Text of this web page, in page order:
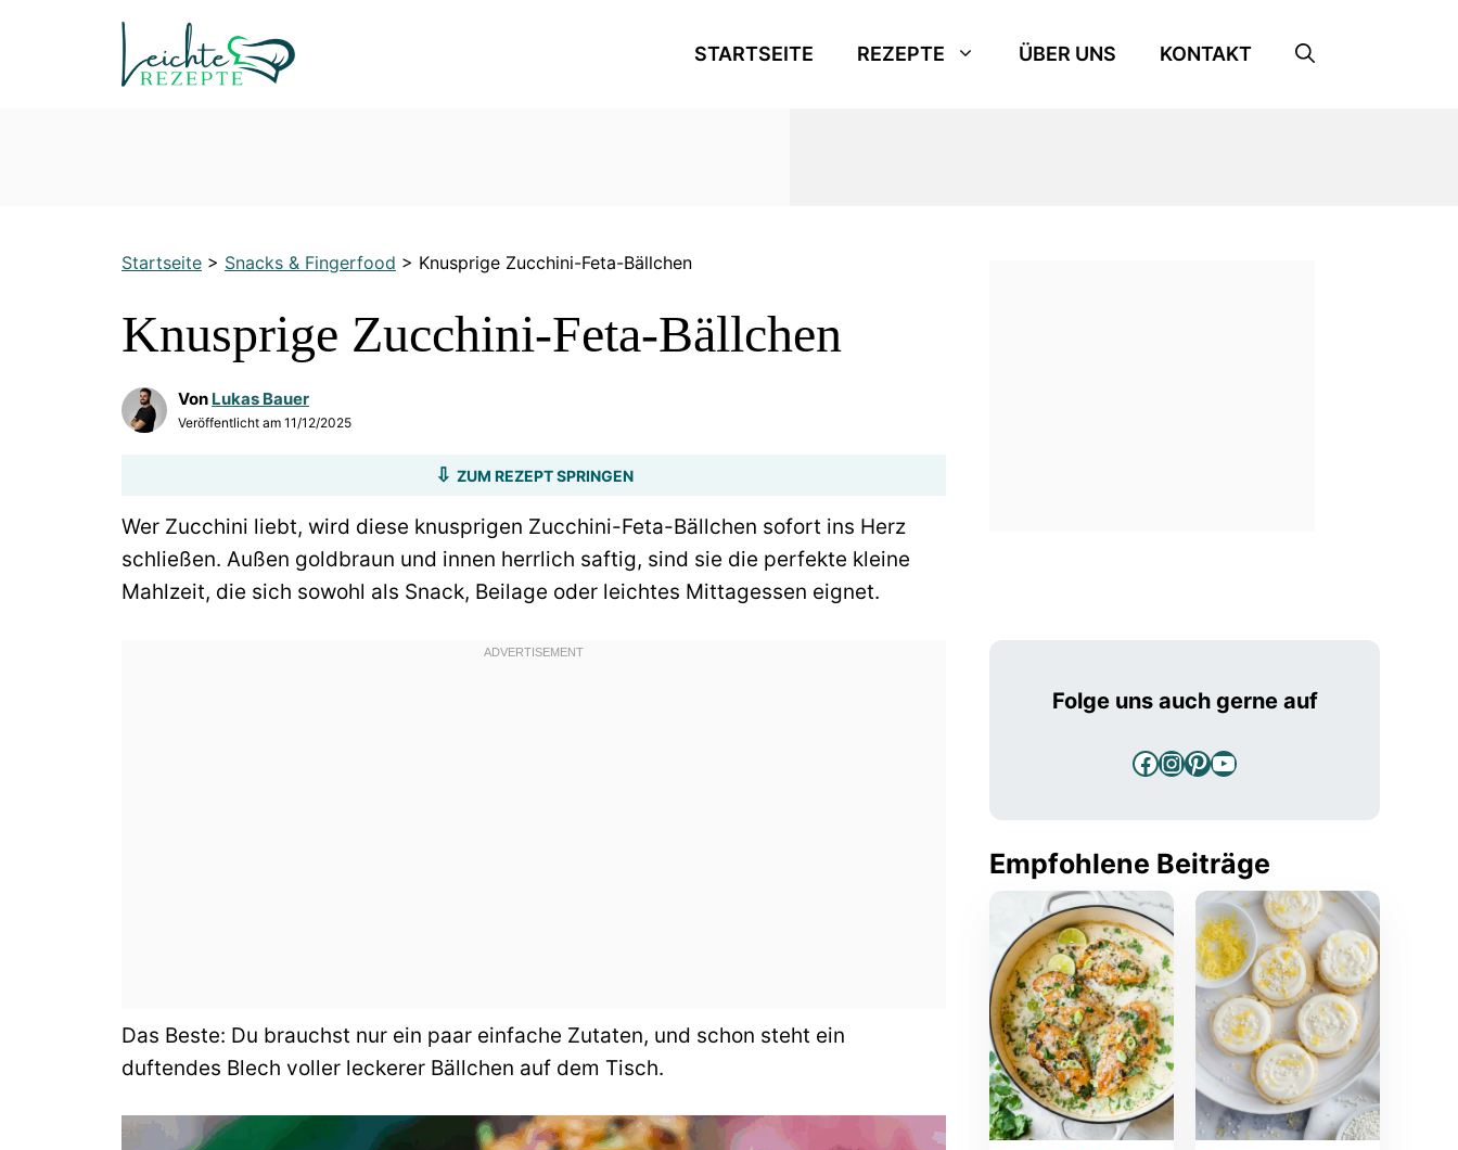
STARTSEITE REZEPTE ÜBER UNS KONTAKT
Startseite > Snacks & Fingerfood > Knusprige Zucchini-Feta-Bällchen
Knusprige Zucchini-Feta-Bällchen
Von Lukas Bauer
Veröffentlicht am 11/12/2025
ZUM REZEPT SPRINGEN
Wer Zucchini liebt, wird diese knusprigen Zucchini-Feta-Bällchen sofort ins Herz
schließen. Außen goldbraun und innen herrlich saftig, sind sie die perfekte kleine
Mahlzeit, die sich sowohl als Snack, Beilage oder leichtes Mittagessen eignet.
Das Beste: Du brauchst nur ein paar einfache Zutaten, und schon steht ein
duftendes Blech voller leckerer Bällchen auf dem Tisch.
Folge uns auch gerne auf
Facebook
Instagram
Pinterest
YouTube
Empfohlene Beiträge